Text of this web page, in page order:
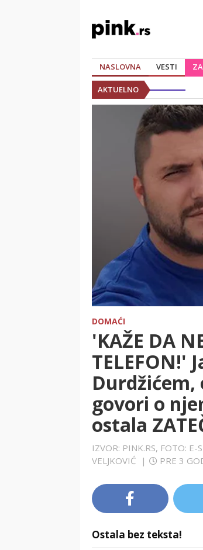
NASLOVNA VESTI
AKTUELNO
DOMAĆI
'KAŽE DA
TELEFON!'
Durdžićem,
govori o
ostala
IZVOR: PINK.RS, FOTO:
VELJKOVIĆ
| PRE 3
Ostala bez teksta!